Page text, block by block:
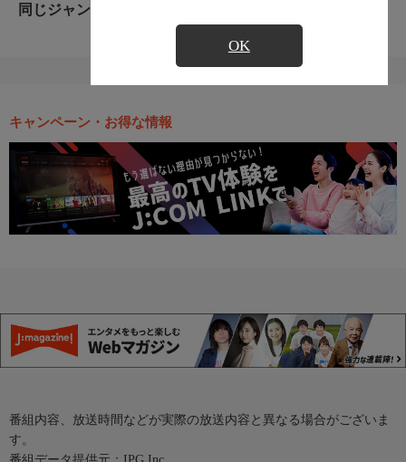
OK
同じジャンルのおすすめ番組
キャンペーン・お得な情報
番組内容、放送時間などが実際の放送内容と異なる場合がございま
す。